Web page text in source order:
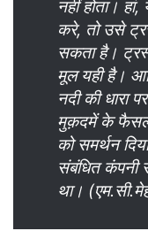
नहीं होता।
करे, तो उसे
सकता है।
मूल यही है।
नदी की धारा
मुक़दमें के फैसले
को समर्थन
संबंधित कंपनी
था।